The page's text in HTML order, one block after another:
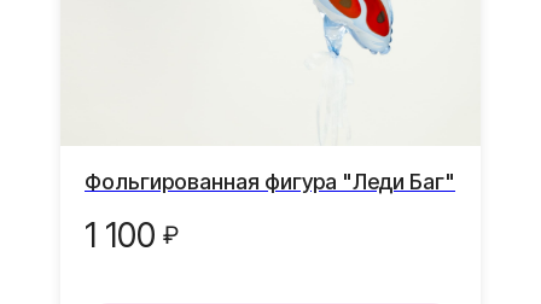
Фольгированная фигура "Леди Баг"
1 100 ₽
грузик в подарок
Ваши воздушные шары
доставки от повреждений